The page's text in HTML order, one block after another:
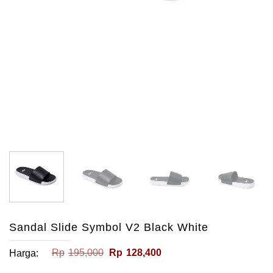
Sandal Slide Symbol V2 Black White
Harga: Rp 195,000 Harga
Rp 128,400Harga